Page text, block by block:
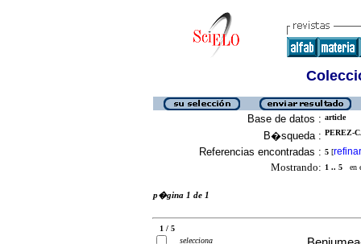
Base de datos : article
B�squeda : PEREZ-
Referencias encontradas : 5 [refinar
Mostrando: 1 .. 5 en
p�gina 1 de 1
1 / 5
selecciona